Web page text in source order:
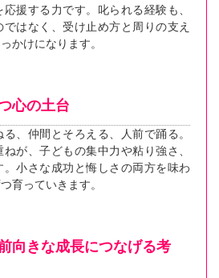
援する力です。叱られる経験も、
はなく、受け止め方と周りの支え
かけになります。
心の土台
、仲間とそろえる、人前で踊る。
が、子どもの集中力や粘り強さ、
小さな成功と悔しさの両方を味わ
育っていきます。
向きな成長につなげる考